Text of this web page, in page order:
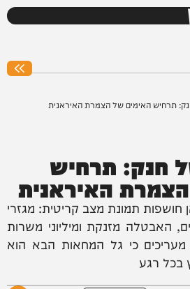
חנק: תרחיש
האיראנית
חושפות תמונת מצב קריטית: מגזרי
האבטלה מזנקת ומיליוני משרות
מעריכים כי גל המחאות הבא הוא
בכל רגע